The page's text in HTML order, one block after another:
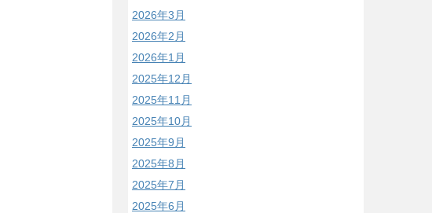
2026年3月
2026年2月
2026年1月
2025年12月
2025年11月
2025年10月
2025年9月
2025年8月
2025年7月
2025年6月